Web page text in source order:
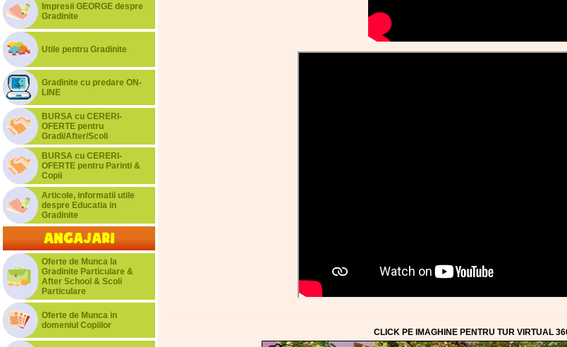
Impresii GEORGE despre
Gradinite
Utile pentru Gradinite
Gradinite cu predare ON-
LINE
BURSA cu CERERI-
OFERTE pentru
Gradi/After/Scoli
BURSA cu CERERI-
OFERTE pentru Parinti &
Copii
Articole, informatii utile
despre Educatia in
Gradinite
Angajari
Oferte de Munca la
Gradinite Particulare &
After School & Scoli
Particulare
Oferte de Munca in
domeniul Copiilor
CLICK PE IMAGHINE PENTRU TUR VIRTUAL